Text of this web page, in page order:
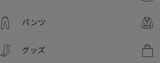
パンツ
グッズ